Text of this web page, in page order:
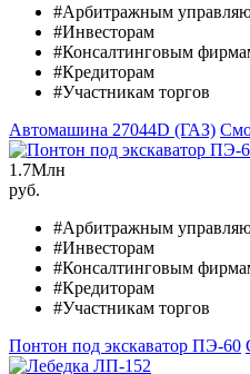
#Арбитражным
#Инвесторам
#Консалтинговым
#Кредиторам
#Участникам торгов
Автомашина 27044D (ГАЗ)
1.7Млн
руб.
#Арбитражным
#Инвесторам
#Консалтинговым
#Кредиторам
#Участникам торгов
Понтон под экскаватор ПЭ-60